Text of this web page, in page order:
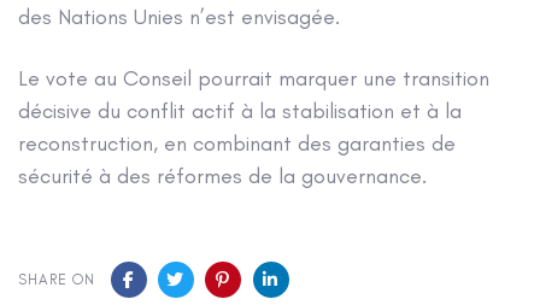
des Nations Unies n’est envisagée.
Le vote au Conseil pourrait marquer une transition
décisive du conflit actif à la stabilisation et à la
reconstruction, en combinant des garanties de
sécurité à des réformes de la gouvernance.
SHARE ON